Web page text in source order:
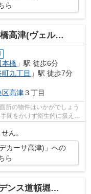
ら
ェルデカーサ高津)
本橋 」駅 徒歩6分
町九丁目 」駅 徒歩7分
区高津３丁目
所の物件はいかがでしょう
間をかけず衛生的に扱える
ん。
カーサ高津)」への
ら
ス道頓堀ⅠⅠ